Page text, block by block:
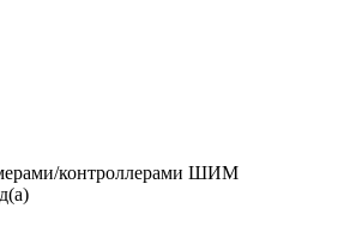
контроллерами ШИМ